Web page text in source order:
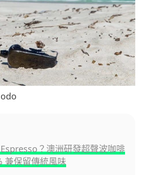
？澳洲研發超聲波咖啡
兼保留傳統風味